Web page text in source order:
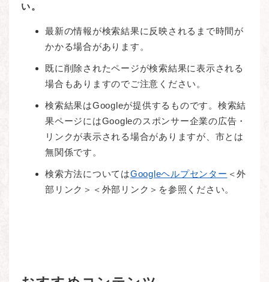
い。​​
最新の情報が検索結果に反映されるまで時間が
かかる場合があります。
既に削除されたページが検索結果に表示される
場合もありますのでご注意ください。
検索結果はGoogleが提供するものです。検索結
果ページにはGoogleのスポンサー企業の広告・
リンクが表示される場合がありますが、市とは
無関係です。
検索方法についてはGoogleヘルプセンター ＜外
部リンク＞ ＜外部リンク＞を参照ください。